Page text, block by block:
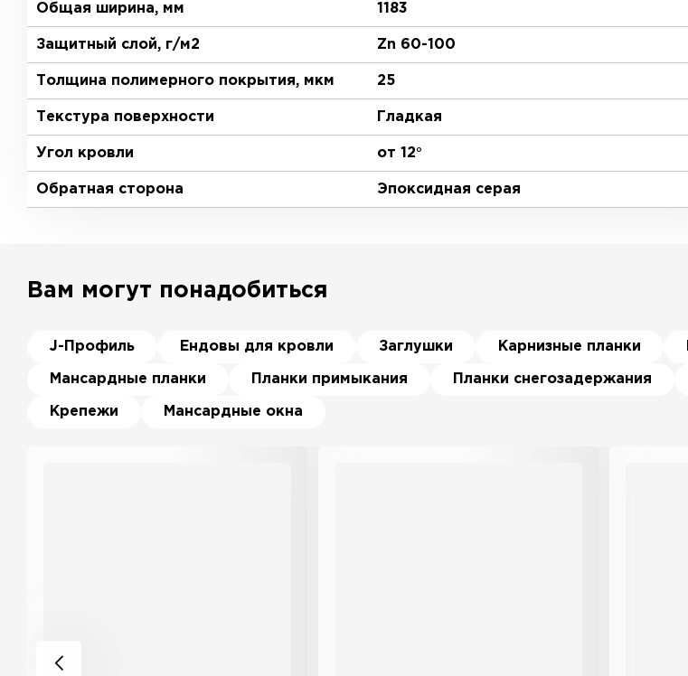
Общая ширина, мм 1183
Защитный слой, г/м2 Zn 60-100
Толщина полимерного покрытия, мкм 25
Текстура поверхности Гладкая
Угол кровли от 12°
Обратная сторона Эпоксидная серая
Вам могут понадобиться
J-Профиль Ендовы для кровли Заглушки Карнизные планки
Мансардные планки Планки примыкания Планки снегозадержания
Крепежи Мансардные окна